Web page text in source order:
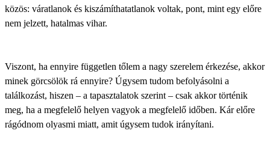
közös: váratlanok és kiszámíthatatlanok voltak, pont, mint egy előre
nem jelzett, hatalmas vihar.
Viszont, ha ennyire független tőlem a nagy szerelem érkezése, akkor
minek görcsölök rá ennyire? Úgysem tudom befolyásolni a
találkozást, hiszen – a tapasztalatok szerint – csak akkor történik
meg, ha a megfelelő helyen vagyok a megfelelő időben. Kár előre
rágódnom olyasmi miatt, amit úgysem tudok irányítani.